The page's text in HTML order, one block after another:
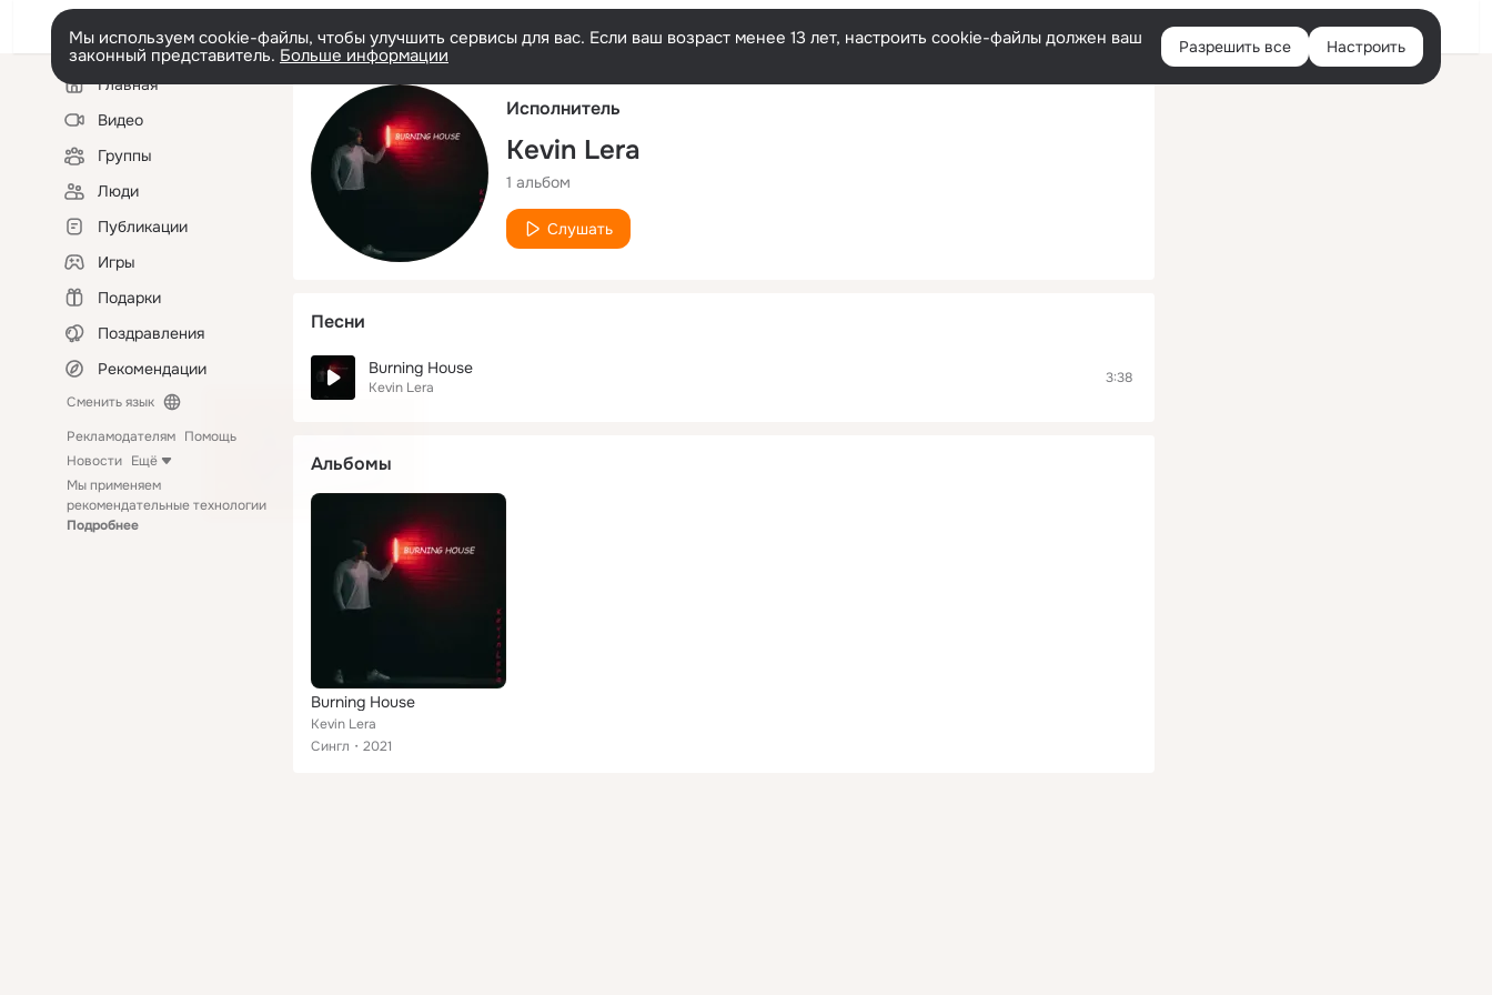
Русский Войти
Мы используем cookie-файлы, чтобы улучшить сервисы для вас. Если ваш возраст менее 13 лет, настроить cookie-файлы должен ваш
законный представитель. Больше информации Разрешить все Настроить
Левая
колонкаГлавная
Видео
Группы
Люди
Публикации
Игры
Подарки
Поздравления
Рекомендации
Сменить язык
Рекламодателям Помощь
Новости Ещё
Мы применяем
рекомендательные технологии
Подробнее
Исполнитель
Kevin Lera
1 альбом
Слушать
Песни
Burning House
Kevin Lera
3:38
Альбомы
Burning House
Kevin Lera
Сингл
2021